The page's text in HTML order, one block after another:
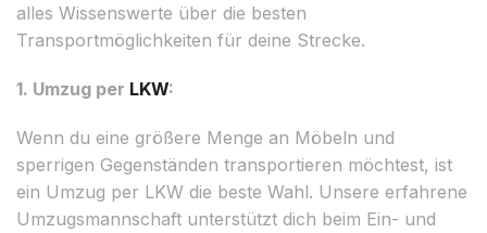
alles Wissenswerte über die besten
Transportmöglichkeiten für deine Strecke.
1. Umzug per LKW:
Wenn du eine größere Menge an Möbeln und
sperrigen Gegenständen transportieren möchtest, ist
ein Umzug per LKW die beste Wahl. Unsere erfahrene
Umzugsmannschaft unterstützt dich beim Ein- und